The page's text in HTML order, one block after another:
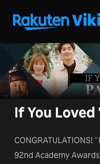
If You
CONGRATULATIONS!
92nd Academy